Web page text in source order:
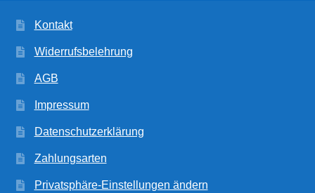
Kontakt
Widerrufsbelehrung
AGB
Impressum
Datenschutzerklärung
Zahlungsarten
Privatsphäre-Einstellungen ändern